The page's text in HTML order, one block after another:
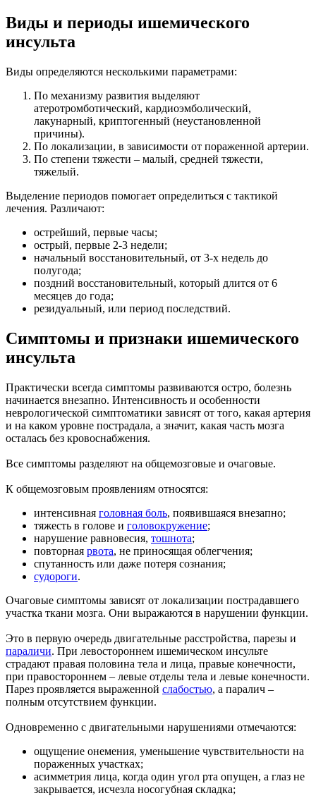
Виды и периоды ишемического
инсульта
Виды определяются несколькими параметрами:
По механизму развития выделяют
атеротромботический, кардиоэмболический,
лакунарный, криптогенный (неустановленной
причины).
По локализации, в зависимости от пораженной артерии.
По степени тяжести – малый, средней тяжести,
тяжелый.
Выделение периодов помогает определиться с тактикой
лечения. Различают:
острейший, первые часы;
острый, первые 2-3 недели;
начальный восстановительный, от 3-х недель до
полугода;
поздний восстановительный, который длится от 6
месяцев до года;
резидуальный, или период последствий.
Симптомы и признаки ишемического
инсульта
Практически всегда симптомы развиваются остро, болезнь
начинается внезапно. Интенсивность и особенности
неврологической симптоматики зависят от того, какая артерия
и на каком уровне пострадала, а значит, какая часть мозга
осталась без кровоснабжения.
Все симптомы разделяют на общемозговые и очаговые.
К общемозговым проявлениям относятся:
интенсивная головная боль, появившаяся внезапно;
тяжесть в голове и головокружение;
нарушение равновесия, тошнота;
повторная рвота, не приносящая облегчения;
спутанность или даже потеря сознания;
судороги.
Очаговые симптомы зависят от локализации пострадавшего
участка ткани мозга. Они выражаются в нарушении функции.
Это в первую очередь двигательные расстройства, парезы и
параличи. При левостороннем ишемическом инсульте
страдают правая половина тела и лица, правые конечности,
при правостороннем – левые отделы тела и левые конечности.
Парез проявляется выраженной слабостью, а паралич –
полным отсутствием функции.
Одновременно с двигательными нарушениями отмечаются:
ощущение онемения, уменьшение чувствительности на
пораженных участках;
асимметрия лица, когда один угол рта опущен, а глаз не
закрывается, исчезла носогубная складка;